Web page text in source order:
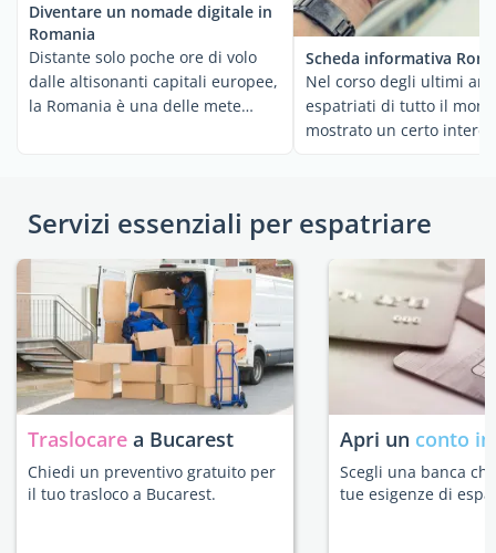
Diventare un nomade digitale in
Romania
Distante solo poche ore di volo
dalle altisonanti capitali europee,
la Romania è una delle mete
Scheda informativa
Nel corso degli ultimi
espatriati di tutto il
mostrato un certo
Servizi essenziali per espatriare
Traslocare a Bucarest
Chiedi un preventivo gratuito per
il tuo trasloco a Bucarest.
Apri un conto
Scegli una banca
tue esigenze di